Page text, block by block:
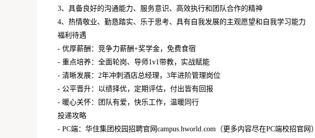
3、具备良好的沟通能力、服务意识、高效执行和团队合作的精神
4、热情敬业、勤恳踏实、乐于思考、具有自我发展的主观愿望和自我学习能力
福利待遇
- 优厚薪酬：竞争力薪酬+奖学金，免费食宿
- 重点培养：全面轮岗、导师1v1带教，实战赋能
- 清晰发展：2年冲刺酒店总经理，3年进阶管理岗位
- 公平晋升：以绩择优，定期评估，付出皆有回报
- 暖心关怀：团队有爱，快乐工作，温暖同行
投递攻略
- PC端：华住集团校园招聘官网campus.hworld.com（更多内容尽在PC端校招官网）